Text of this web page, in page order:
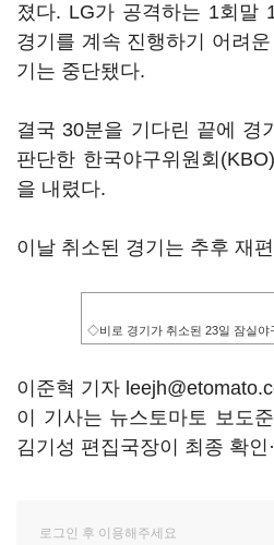
졌다. LG가 공격하는 1회말
경기를 계속 진행하기 어려
기는 중단됐다.
결국 30분을 기다린 끝에 경
판단한 한국야구위원회
을 내렸다.
이날 취소된 경기는 추후 재
◇비로 경기가 취소된 23일 잠실야
이준혁 기자
이 기사는 뉴스토마토 보도
김기성 편집국장이 최종 확인